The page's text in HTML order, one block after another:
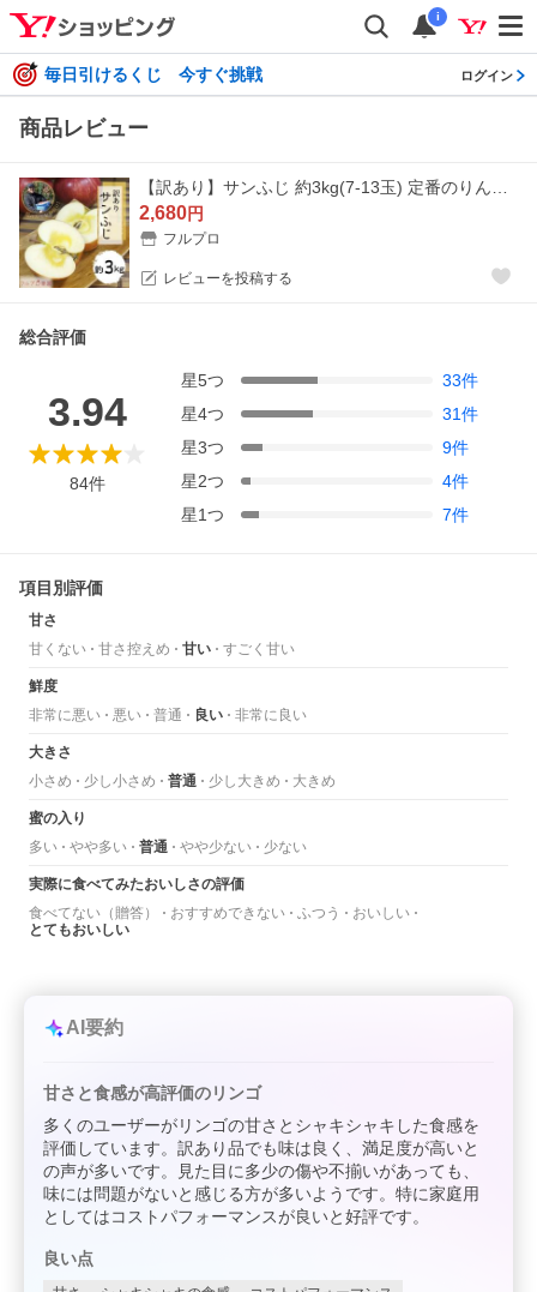
i
毎日引けるくじ 今すぐ挑戦 ログイン
商品レビュー
2,680円
フルプロ
レビューを投稿する
総合評価
3.94
84件
星5つ 33件
星4つ 31件
星3つ 9件
星2つ 4件
星1つ 7件
項目別評価
甘さ
甘くない
甘さ控えめ 甘い すごく甘い
鮮度
非常に悪い
悪い 普通 良い 非常に良い
大きさ
小さめ
少し小さめ 普通 少し大きめ 大きめ
蜜の入り
多い
やや多い 普通 やや少ない 少ない
実際に食べてみたおいしさの評価
食べてない（贈答）
おすすめできない ふつう
おいしい
とてもおいしい
AI要約
甘さと食感が高評価のリンゴ
多くのユーザーがリンゴの甘さとシャキシャキした食感を
評価しています。訳あり品でも味は良く、満足度が高いと
の声が多いです。見た目に多少の傷や不揃いがあっても、
味には問題がないと感じる方が多いようです。特に家庭用
としてはコストパフォーマンスが良いと好評です。
良い点